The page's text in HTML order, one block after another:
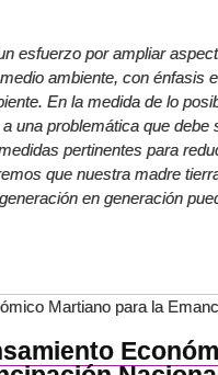
esfuerzo por ampliar
ambiente, con énfasis
En la medida de lo
una problemática que debe
pertinentes para
que nuestra madre
en generación
Martiano para la